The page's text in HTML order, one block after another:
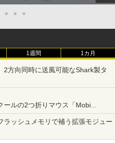
● ● ●
1週間 1カ月
2方向同時に送風可能なShark製タ
ールの2つ折りマウス「Mobi
クとは？
ラッシュメモリで補う拡張モジュー